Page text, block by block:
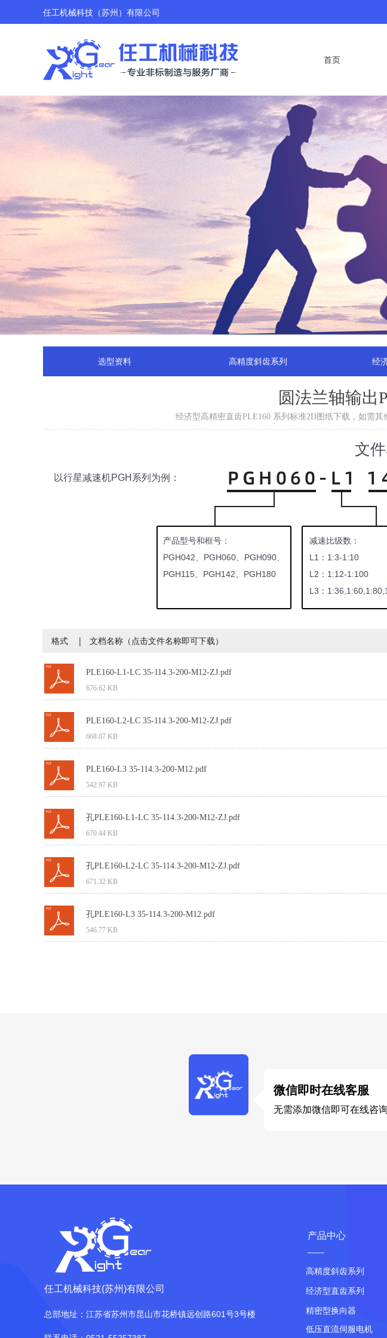
任工机械科技（苏州）有限公司
首页
圆法兰轴输出
PLE160-L1-LC 35-114.3-200-M12-ZJ.pdf
676.62 KB
PLE160-L2-LC 35-114.3-200-M12-ZJ.pdf
668.07 KB
PLE160-L3 35-114.3-200-M12.pdf
542.97 KB
孔PLE160-L1-LC 35-114.3-200-M12-ZJ.pdf
670.44 KB
孔PLE160-L2-LC 35-114.3-200-M12-ZJ.pdf
671.32 KB
孔PLE160-L3 35-114.3-200-M12.pdf
546.77 KB
经济型高精密直齿PLE160 系列标准2D图纸下载，如需
格式 | 文档名称（点击文件名称即可下载）
产品型号和框号：
PGH042、PGH060、PGH090、
PGH115、PGH142、PGH180
减速比级数：
L1：1:3-1:10
L2：1:12-1:100
L3：
以行星减速机PGH系列为例：
文
微信即时在线客服
无需添加微信即可在线咨
选型资料 高精度斜齿系列 经
任工机械科技(苏州)有限公司
总部地址：江苏省苏州市昆山市花桥镇远创路601号3号楼
产品中心
——
高精度斜齿系列
经济型直齿系列
精密型换向器
低压直流伺服电机